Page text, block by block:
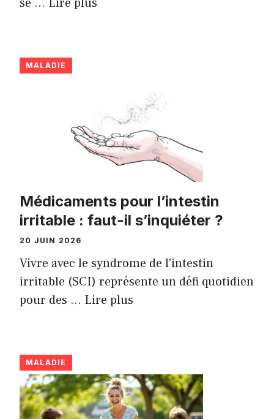
MALADIE
Médicaments pour l’intestin
irritable : faut-il s’inquiéter ?
20 JUIN 2026
Vivre avec le syndrome de l’intestin
irritable (SCI) représente un défi quotidien
pour des ... Lire plus
MALADIE